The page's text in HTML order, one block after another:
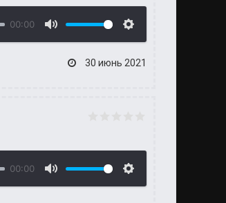
00:00
30 июнь 2021
00:00